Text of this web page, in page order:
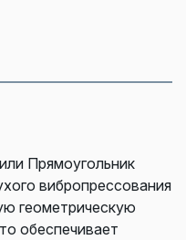
Прямоугольник
вибропрессования
геометрическую
обеспечивает